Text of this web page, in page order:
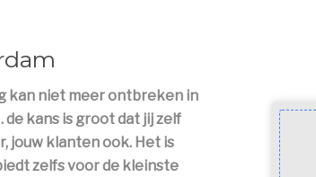
kan niet meer ontbreken in
de kans is groot dat jij zelf
jouw klanten ook. Het is
zelfs voor de kleinste